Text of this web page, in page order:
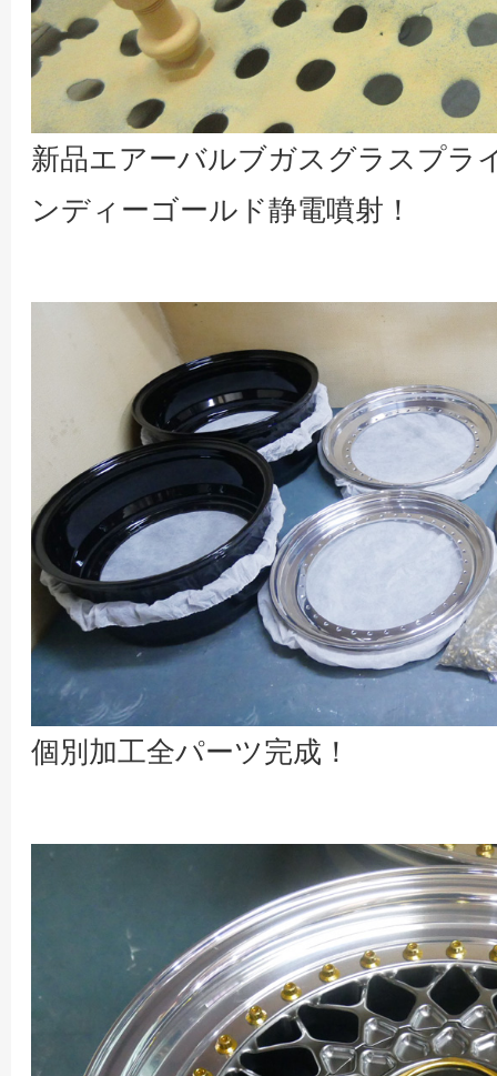
新品エアーバルブガスグラスプラ
ンディーゴールド静電噴射！
個別加工全パーツ完成！